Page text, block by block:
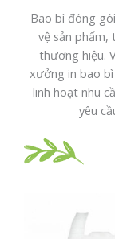
Bao bì đóng
vệ sản phẩm,
thương hiệu.
xưởng in bao
linh hoạt nhu
yêu